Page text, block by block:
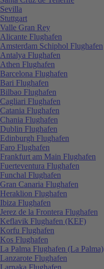
Sevilla
Stuttgart
Valle Gran Rey
Alicante Flughafen
Amsterdam Schiphol Flughafen
Antalya Flughafen
Athen Flughafen
Barcelona Flughafen
Bari Flughafen
Bilbao Flughafen
Cagliari Flughafen
Catania Flughafen
Chania Flughafen
Dublin Flughafen
Edinburgh Flughafen
Faro Flughafen
Frankfurt am Main Flughafen
Fuerteventura Flughafen
Funchal Flughafen
Gran Canaria Flughafen
Heraklion Flughafen
Ibiza Flughafen
Jerez de la Frontera Flughafen
Keflavik Flughafen (KEF)
Korfu Flughafen
Kos Flughafen
La Palma Flughafen (La Palma)
Lanzarote Flughafen
Larnaka Flughafen